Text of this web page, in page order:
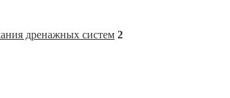
дренажных систем 2